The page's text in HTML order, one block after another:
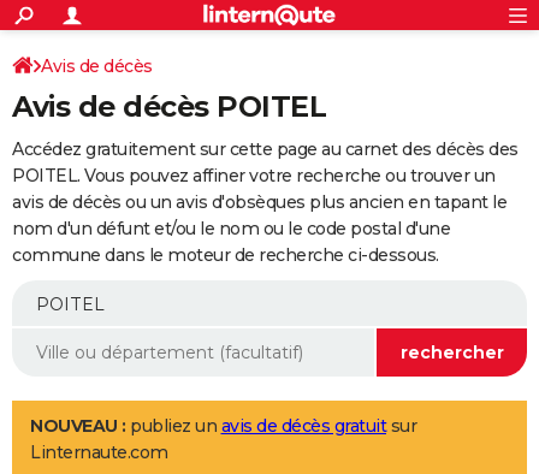
ACTUALITÉS
Politique
Société
Faits Divers
Education
Monde
Villes
+
SPORT
Coupe du monde 2026
Football
Tennis
Cyclisme
Rugby
Forum
Programme TV
TNT
Streaming
Cinéma
Sorties cinéma
Musique
+
FINANCE
Retraite
Epargne
Immobilier
Risques naturels par ville
Banque
Assurance
AUTO
Essais
Réserver un essai
Citadines
Berlines
SUV
Forum auto
+
Mobiles
Meilleur smartphone
Internet
Ordinateurs
Jeux vidéo
Guide high-tech
Aménagement intérieur
LIFESTYLE
Art de vivre
Bien-être
Loisirs
Mode
Modes de vie
Avis de décès
Avis de décès POITEL
Accédez gratuitement sur cette page au carnet des décès des
POITEL. Vous pouvez affiner votre recherche ou trouver un
avis de décès ou un avis d'obsèques plus ancien en tapant le
nom d'un défunt et/ou le nom ou le code postal d'une
commune dans le moteur de recherche ci-dessous.
NOUVEAU : publiez un avis de décès gratuitsur
Linternaute.com